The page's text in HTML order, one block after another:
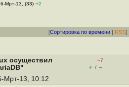
Мрт-13, (33) +2
[Сортировка по времени | RSS]
осуществил
–7
+ / –
Мрт-13, 10:12